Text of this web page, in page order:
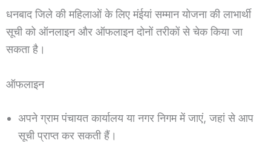
धनबाद जिले की महिलाओं के लिए मंईयां सम्मान योजना की लाभार्थी
सूची को ऑनलाइन और ऑफलाइन दोनों तरीकों से चेक किया जा
सकता है।
ऑफलाइन
अपने ग्राम पंचायत कार्यालय या नगर निगम में जाएं, जहां से आप
सूची प्राप्त कर सकती हैं।